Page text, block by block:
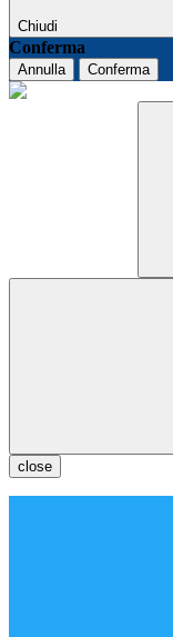
Chiudi
Conferma
Annulla Conferma
close